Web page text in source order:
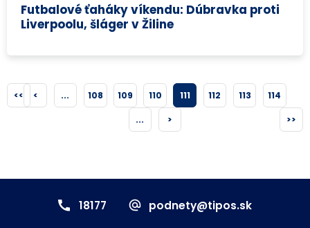
Futbalové ťaháky víkendu: Dúbravka proti
Liverpoolu, šláger v Žiline
<< < ... 108 109 110 111 112 113 114
... > >>
18177 podnety@tipos.sk